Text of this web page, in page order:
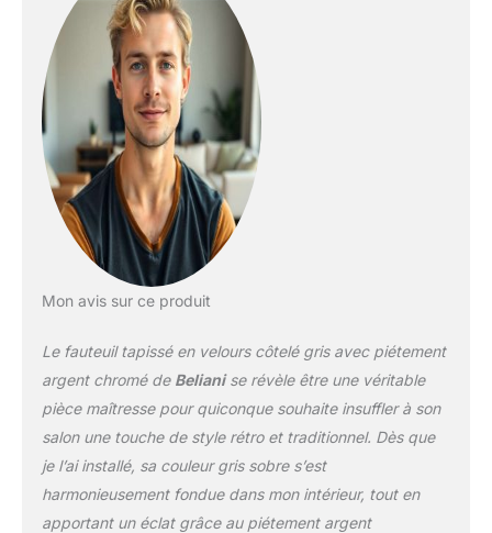
Mon avis sur ce produit
Le fauteuil tapissé en velours côtelé gris avec piétement
argent chromé de Belianise révèle être une véritable
pièce maîtresse pour quiconque souhaite insuffler à son
salon une touche de style rétro et traditionnel. Dès que
je l’ai installé, sa couleur gris sobre s’est
harmonieusement fondue dans mon intérieur, tout en
apportant un éclat grâce au piétement argent